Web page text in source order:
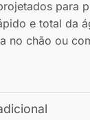
para
e total da
no chão ou